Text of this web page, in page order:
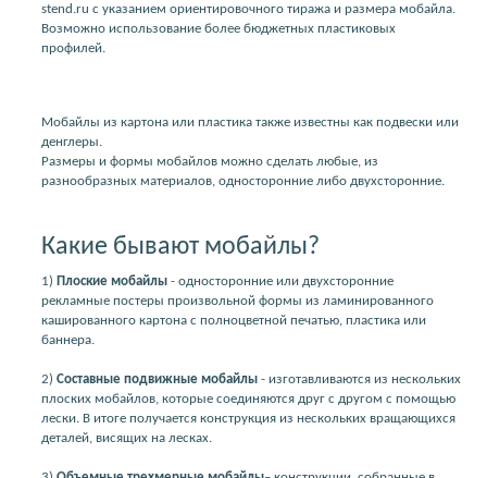
stend.ru с указанием ориентировочного тиража и размера мобайла.
Возможно использование более бюджетных пластиковых
профилей.
Мобайлы из картона или пластика также известны как подвески или
денглеры.
Размеры и формы мобайлов можно сделать любые, из
разнообразных материалов, односторонние либо двухсторонние.
Какие бывают мобайлы?
1) Плоские мобайлы - односторонние или двухсторонние
рекламные постеры произвольной формы из ламинированного
кашированного картона с полноцветной печатью, пластика или
баннера.
2) Составные подвижные мобайлы - изготавливаются из нескольких
плоских мобайлов, которые соединяются друг с другом с помощью
лески. В итоге получается конструкция из нескольких вращающихся
деталей, висящих на лесках.